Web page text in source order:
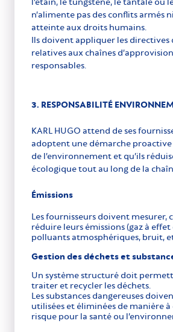
n’alimente pas des conflits armés
atteinte aux droits humains.
Ils doivent appliquer les directives
relatives aux chaînes
responsables.
3. RESPONSABILITÉ
KARL HUGO attend de ses
adoptent une démarche
de l’environnement et qu’ils
écologique tout au long de la
Émissions
Les fournisseurs doivent mesurer,
réduire leurs émissions (gaz à effet
polluants atmosphériques, bruit,
Gestion des déchets et
Un système structuré doit
traiter et recycler les déchets.
Les substances dangereuses
utilisées et éliminées de manière
risque pour la santé ou